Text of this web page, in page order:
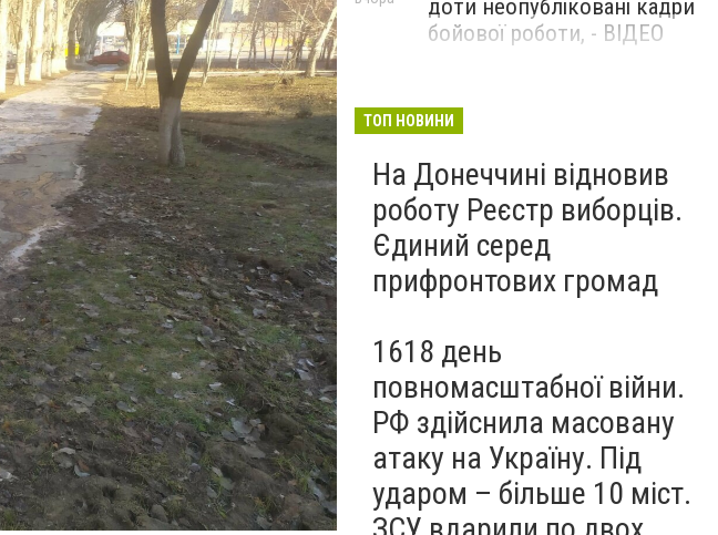
доти неопубліковані кадри
бойової роботи, - ВІДЕО
Бєдняков зіграє тата
новому українському
фільмі, - ФОТО
Вчора
ТОП НОВИНИ
На Донеччині відновив
роботу Реєстр виборців.
Єдиний серед
прифронтових громад
1618 день
повномасштабної війни.
РФ здійснила масовану
атаку на Україну. Під
ударом – більше 10 міст.